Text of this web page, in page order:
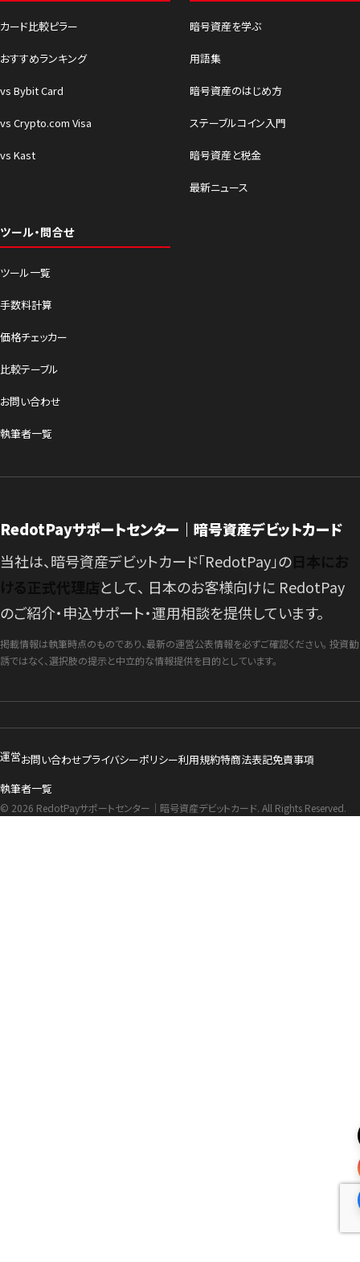
カード比較ピラー
おすすめランキング
vs Bybit Card
vs Crypto.com Visa
vs Kast
暗号資産を学ぶ
用語集
暗号資産のはじめ方
ステーブルコイン入門
暗号資産と税金
最新ニュース
ツール・問合せ
ツール一覧
手数料計算
価格チェッカー
比較テーブル
お問い合わせ
執筆者一覧
RedotPayサポートセンター｜暗号資産デビットカード
当社は、暗号資産デビットカード「RedotPay」の
として、 日本のお客様向けに RedotPay
のご紹介・申込サポート・運用相談を提供しています。
掲載情報は執筆時点のものであり、最新の運営公表情報を必ずご確認ください。 投資勧
誘ではなく、選択肢の提示と中立的な情報提供を目的としています。
運営お問い合わせプライバシーポリシー利用規約特商法表記免責事項
執筆者一覧
© 2026 RedotPayサポートセンター｜暗号資産デビットカード. All Rights Reserved.